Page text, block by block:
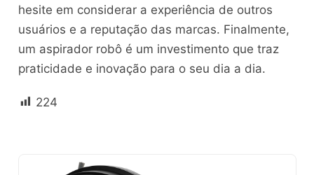
hesite em considerar a experiência de outros
usuários e a reputação das marcas. Finalmente,
um aspirador robô é um investimento que traz
praticidade e inovação para o seu dia a dia.
224